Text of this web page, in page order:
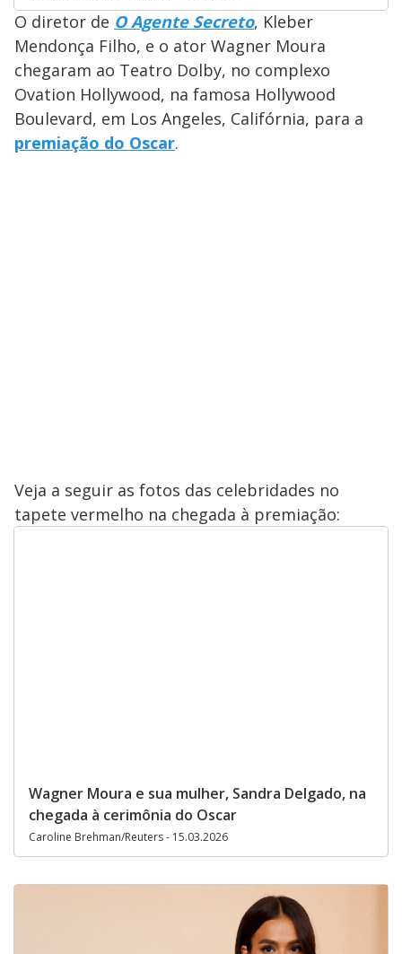
O diretor de O Agente Secreto, Kleber
Mendonça Filho, e o ator Wagner Moura
chegaram ao Teatro Dolby, no complexo
Ovation Hollywood, na famosa Hollywood
Boulevard, em Los Angeles, Califórnia, para a
premiação do Oscar.
Veja a seguir as fotos das celebridades no
tapete vermelho na chegada à premiação:
Wagner Moura e sua mulher, Sandra Delgado, na
chegada à cerimônia do Oscar
Caroline Brehman/Reuters - 15.03.2026